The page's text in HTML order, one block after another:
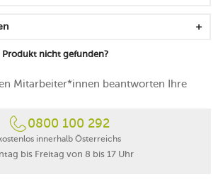
Produkt nicht gefunden?
Mitarbeiter*innen beantworten Ihre
0800 100 292
innerhalb Österreichs
bis Freitag von 8 bis 17 Uhr